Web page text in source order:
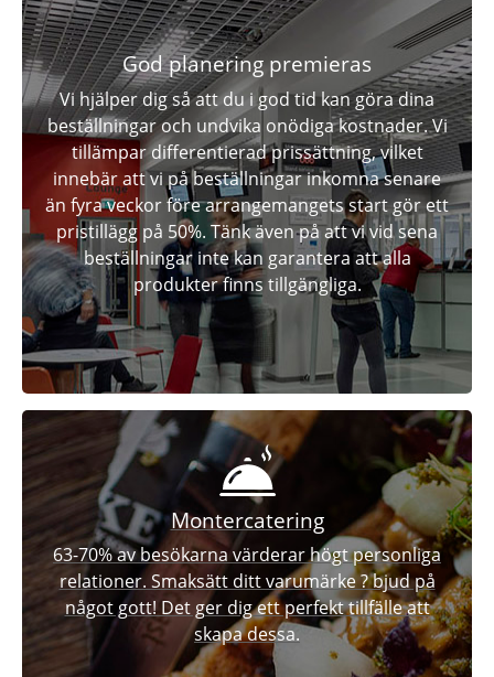
God planering premieras
Vi hjälper dig så att du i god tid kan göra dina
beställningar och undvika onödiga kostnader. Vi
tillämpar differentierad prissättning, vilket
innebär att vi på beställningar inkomna senare
än fyra veckor före arrangemangets start gör ett
pristillägg på 50%. Tänk även på att vi vid sena
beställningar inte kan garantera att alla
produkter finns tillgängliga.
Montercatering
63-70% av besökarna värderar högt personliga
relationer. Smaksätt ditt varumärke ? bjud på
något gott! Det ger dig ett perfekt tillfälle att
skapa dessa.